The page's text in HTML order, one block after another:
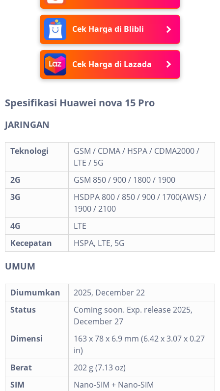
Cek Harga di Blibli
Cek Harga di Lazada
Spesifikasi Huawei nova 15 Pro
JARINGAN
Teknologi
GSM / CDMA / HSPA / CDMA2000 /
LTE / 5G
2G
GSM 850 / 900 / 1800 / 1900
3G
HSDPA 800 / 850 / 900 / 1700(AWS) /
1900 / 2100
4G
LTE
Kecepatan
HSPA, LTE, 5G
UMUM
Diumumkan
2025, December 22
Status
Coming soon. Exp. release 2025,
December 27
Dimensi
163 x 78 x 6.9 mm (6.42 x 3.07 x 0.27
in)
Berat
202 g (7.13 oz)
SIM
Nano-SIM + Nano-SIM